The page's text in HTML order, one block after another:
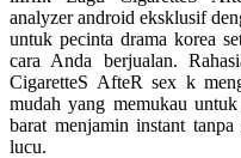
Simply Idea
Skip Hop
Spectra
analyzer android eksklusif
untuk pecinta drama korea
cara Anda berjualan.
CigaretteS AfteR sex k
mudah yang memukau
barat menjamin instant
lucu.